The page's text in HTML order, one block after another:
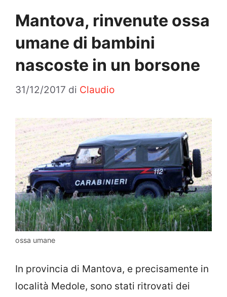
Mantova, rinvenute ossa
umane di bambini
nascoste in un borsone
31/12/2017 di Claudio
ossa umane
In provincia di Mantova, e precisamente in
località Medole, sono stati ritrovati dei